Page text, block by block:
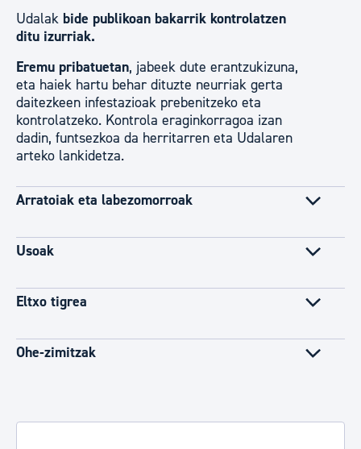
Udalak bide publikoan bakarrik kontrolatzen
ditu izurriak.
Eremu pribatuetan, jabeek dute erantzukizuna,
eta haiek hartu behar dituzte neurriak gerta
daitezkeen infestazioak prebenitzeko eta
kontrolatzeko. Kontrola eraginkorragoa izan
dadin, funtsezkoa da herritarren eta Udalaren
arteko lankidetza.
Arratoiak eta labezomorroak
Usoak
Eltxo tigrea
Ohe-zimitzak